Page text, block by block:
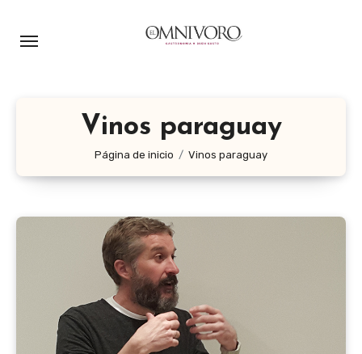
Vinos paraguay
Página de inicio Vinos paraguay